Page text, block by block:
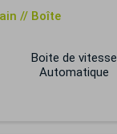
// Boîte
Boite de vitesse
Automatique